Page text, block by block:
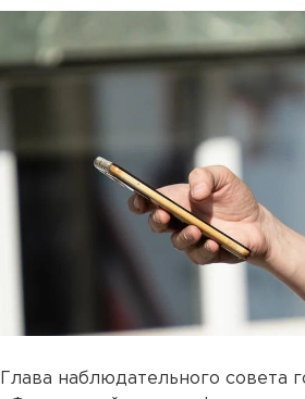
Глава наблюдательного совета